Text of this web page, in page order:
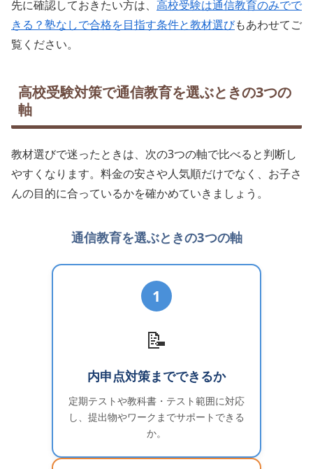
先に確認しておきたい方は、 高校受験は通信教育のみでで
きる？塾なしで合格を目指す条件と教材選びもあわせてご
覧ください。
高校受験対策で通信教育を選ぶときの3つの
軸
教材選びで迷ったときは、次の3つの軸で比べると判断し
やすくなります。料金の安さや人気順だけでなく、お子さ
んの目的に合っているかを確かめていきましょう。
通信教育を選ぶときの3つの軸
1
📝
内申点対策までできるか
定期テストや教科書・テスト範囲に対応
し、提出物やワークまでサポートできる
か。